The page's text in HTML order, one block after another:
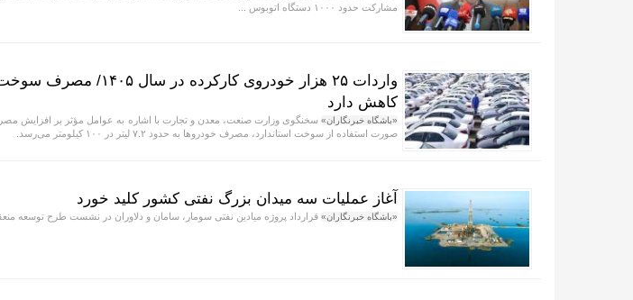
مشارکت حدود ۱۰۰۰ دستگاه اتوبوس ...
واردات ۲۵ هزار خودروی کارکرده
کاهش دارد
«باشگاه خبرنگاران» سخنگوی وزارت صنعت، معدن و تجارت با اشاره به عوامل مؤثر بر افزایش
صورت استفاده از سوخت استاندارد، مصرف خودرو‌ها به حدود ۷.۲ لیتر در ۱۰۰ کیلومتر می‌رسد.
آغاز عملیات سه میدان بزرگ نفتی کشور کلید خورد
«باشگاه خبرنگاران» قرارداد پروژه میادین نفتی سومار، سامان و دلاوران در نشست طرح توسعه